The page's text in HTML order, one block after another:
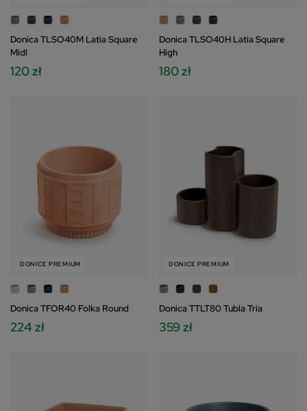
Donica TLSO40M Latia Square
Midl
120 zł
Donica TLSO40H Latia Square
High
180 zł
DONICE PREMIUM
Donica TFOR40 Folka Round
224 zł
DONICE PREMIUM
Donica TTLT80 Tubla Tria
359 zł